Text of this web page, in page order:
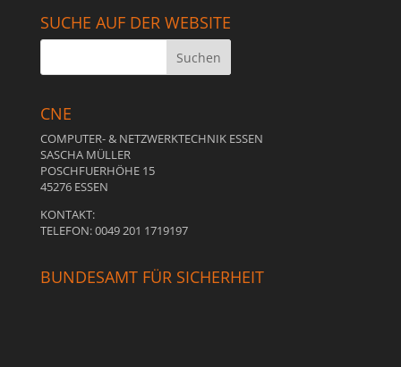
SUCHE AUF DER WEBSITE
CNE
COMPUTER- & NETZWERKTECHNIK ESSEN
SASCHA MÜLLER
POSCHFUERHÖHE 15
45276 ESSEN
KONTAKT:
TELEFON: 0049 201 1719197
BUNDESAMT FÜR SICHERHEIT